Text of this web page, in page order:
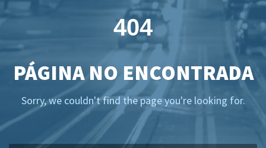
404
PÁGINA NO ENCONTRADA
Sorry, we couldn't find the page you're looking for.